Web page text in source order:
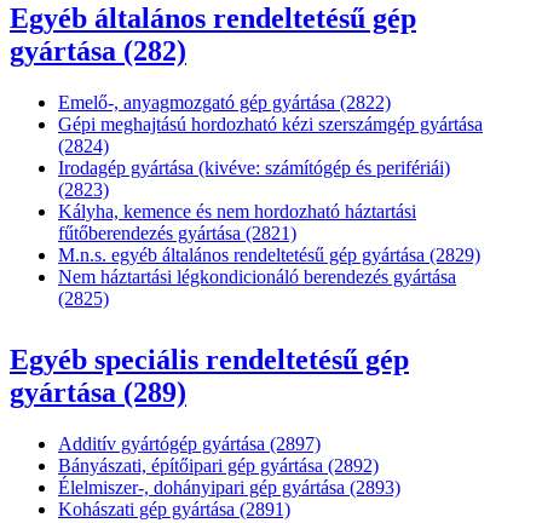
Egyéb általános rendeltetésű gép
gyártása (282)
Emelő-, anyagmozgató gép gyártása (2822)
Gépi meghajtású hordozható kézi szerszámgép gyártása
(2824)
Irodagép gyártása (kivéve: számítógép és perifériái)
(2823)
Kályha, kemence és nem hordozható háztartási
fűtőberendezés gyártása (2821)
M.n.s. egyéb általános rendeltetésű gép gyártása (2829)
Nem háztartási légkondicionáló berendezés gyártása
(2825)
Egyéb speciális rendeltetésű gép
gyártása (289)
Additív gyártógép gyártása (2897)
Bányászati, építőipari gép gyártása (2892)
Élelmiszer-, dohányipari gép gyártása (2893)
Kohászati gép gyártása (2891)